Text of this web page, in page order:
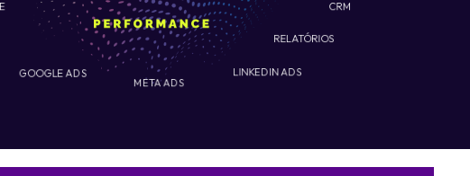
GOOGLE ADS LINKEDIN ADS
META ADS
CRM
RELATÓRIOS